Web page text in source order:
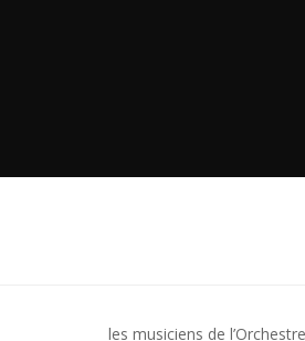
les musiciens de